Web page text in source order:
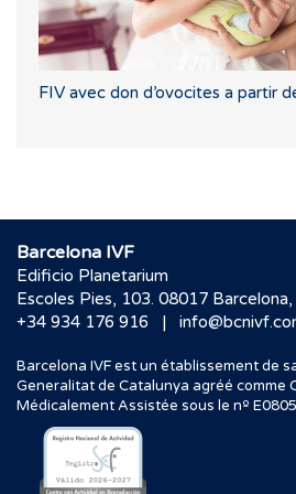
FIV avec don d’ovocites a partir
Barcelona IVF
Edificio Planetarium
Escoles Pies, 103. 08017 Barcelona,
+34 934 176 916
|
Barcelona IVF est un établissement de
Generalitat de Catalunya agréé comme
Médicalement Assistée sous le nº